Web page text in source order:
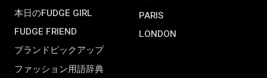
本日のFUDGE GIRL
FUDGE FRIEND
ブランドピックアップ
ファッション用語辞典
PARIS
LONDON